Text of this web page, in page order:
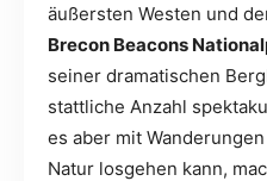
äußersten Westen und
Brecon Beacons
seiner dramatischen
stattliche Anzahl
es aber mit
Natur losgehen kann,